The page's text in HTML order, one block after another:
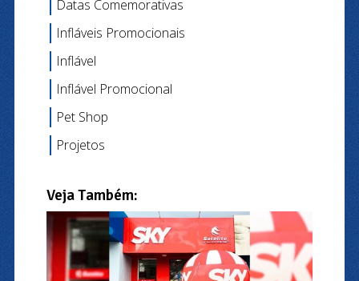
Datas Comemorativas
Infláveis Promocionais
Inflável
Inflável Promocional
Pet Shop
Projetos
Veja Também: